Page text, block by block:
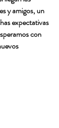
y amigos, un
expectativas
con